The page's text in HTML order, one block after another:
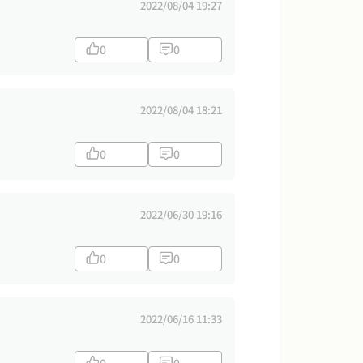
2022/08/04 19:27
0 0
2022/08/04 18:21
0 0
2022/06/30 19:16
0 0
2022/06/16 11:33